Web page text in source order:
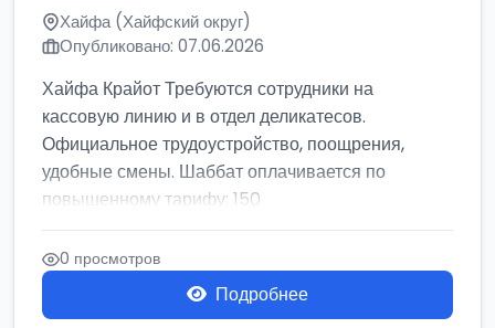
Хайфа (Хайфский округ)
Опубликовано: 07.06.2026
Хайфа Крайот Требуются сотрудники на
кассовую линию и в отдел деликатесов.
Официальное трудоустройство, поощрения,
удобные смены. Шаббат оплачивается по
повышенному тарифу: 150
0 просмотров
Подробнее